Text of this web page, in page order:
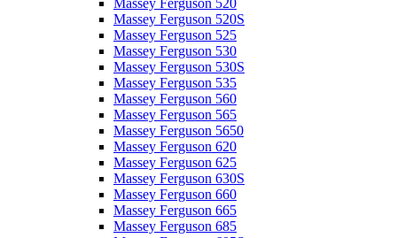
Massey Ferguson 520
Massey Ferguson 520S
Massey Ferguson 525
Massey Ferguson 530
Massey Ferguson 530S
Massey Ferguson 535
Massey Ferguson 560
Massey Ferguson 565
Massey Ferguson 5650
Massey Ferguson 620
Massey Ferguson 625
Massey Ferguson 630S
Massey Ferguson 660
Massey Ferguson 665
Massey Ferguson 685